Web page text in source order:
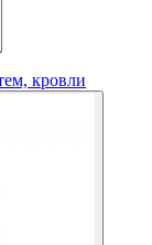
кровли